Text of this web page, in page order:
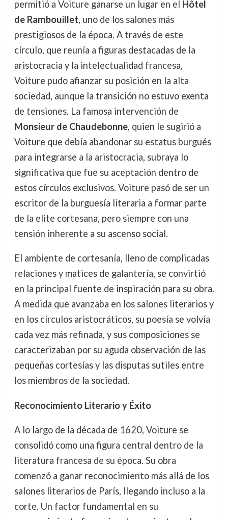
permitió a Voiture ganarse un lugar en el Hôtel
de Rambouillet, uno de los salones más
prestigiosos de la época. A través de este
círculo, que reunía a figuras destacadas de la
aristocracia y la intelectualidad francesa,
Voiture pudo afianzar su posición en la alta
sociedad, aunque la transición no estuvo exenta
de tensiones. La famosa intervención de
Monsieur de Chaudebonne, quien le sugirió a
Voiture que debía abandonar su estatus burgués
para integrarse a la aristocracia, subraya lo
significativa que fue su aceptación dentro de
estos círculos exclusivos. Voiture pasó de ser un
escritor de la burguesía literaria a formar parte
de la elite cortesana, pero siempre con una
tensión inherente a su ascenso social.
El ambiente de cortesanía, lleno de complicadas
relaciones y matices de galantería, se convirtió
en la principal fuente de inspiración para su obra.
A medida que avanzaba en los salones literarios y
en los círculos aristocráticos, su poesía se volvía
cada vez más refinada, y sus composiciones se
caracterizaban por su aguda observación de las
pequeñas cortesías y las disputas sutiles entre
los miembros de la sociedad.
Reconocimiento Literario y Éxito
A lo largo de la década de 1620, Voiture se
consolidó como una figura central dentro de la
literatura francesa de su época. Su obra
comenzó a ganar reconocimiento más allá de los
salones literarios de París, llegando incluso a la
corte. Un factor fundamental en su